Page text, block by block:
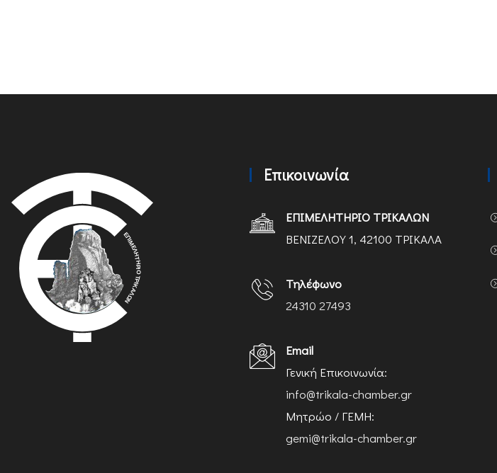
Επικοινωνία
ΕΠΙΜΕΛΗΤΗΡΙΟ ΤΡΙΚΑΛΩΝ
ΒΕΝΙΖΕΛΟΥ 1, 42100 ΤΡΙΚΑΛΑ
Τηλέφωνο
24310 27493
Email
Γενική Επικοινωνία:
info@trikala-chamber.gr
Μητρώο / ΓΕΜΗ:
gemi@trikala-chamber.gr